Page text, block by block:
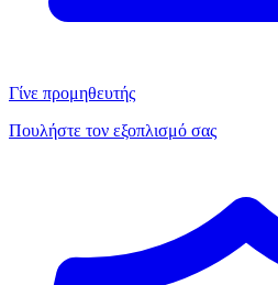
Γίνε προμηθευτής
Πουλήστε τον εξοπλισμό σας